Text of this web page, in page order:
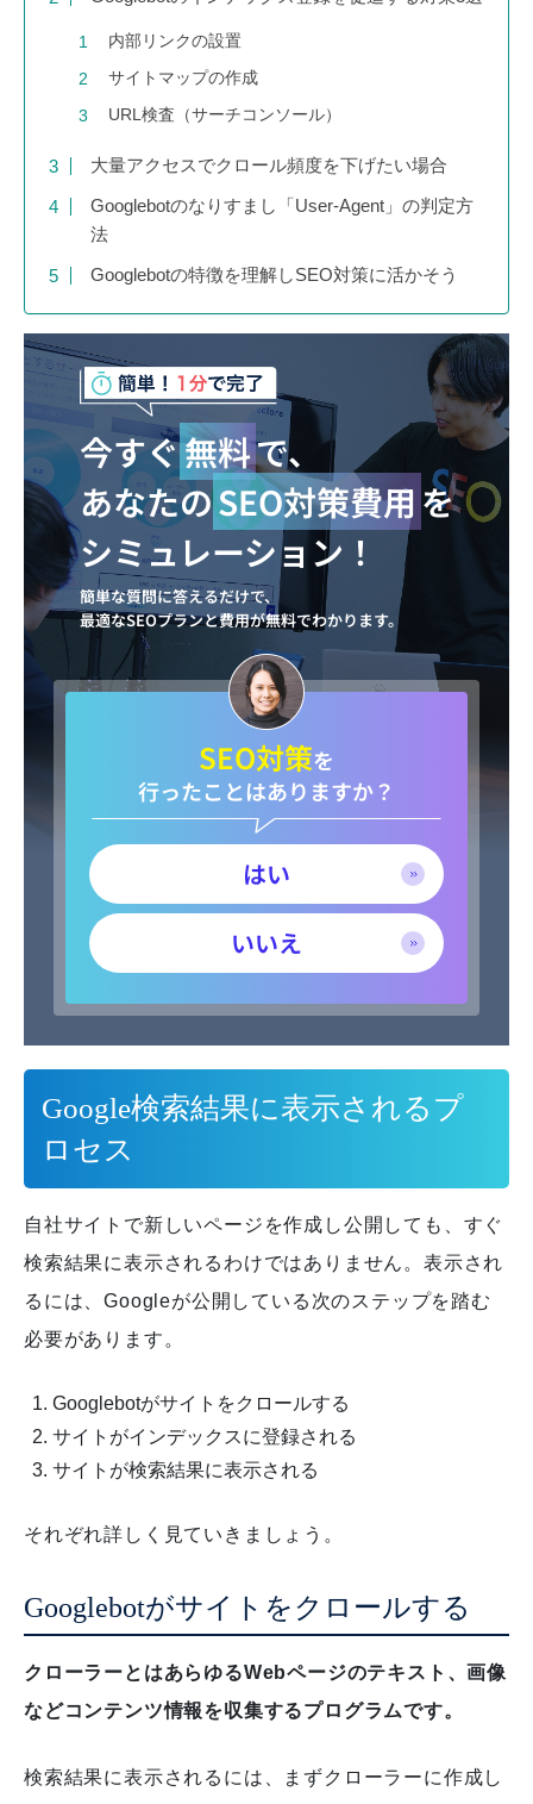
内部リンクの設置
サイトマップの作成
URL検査（サーチコンソール）
大量アクセスでクロール頻度を下げたい場合
Googlebotのなりすまし「User-Agent」の判定方
法
Googlebotの特徴を理解しSEO対策に活かそう
今すぐ無料で、
あなたのSEO対策費用 を
シミュレーション！
簡単な質問に答えるだけで、
最適なSEOプランと費用が無料でわかります。
SEO対策を
行ったことはありますか？
はい
いいえ
Google検索結果に表示されるプ
ロセス
自社サイトで新しいページを作成し公開しても、すぐ
検索結果に表示されるわけではありません。表示され
るには、Googleが公開している次のステップを踏む
必要があります。
Googlebotがサイトをクロールする
サイトがインデックスに登録される
サイトが検索結果に表示される
それぞれ詳しく見ていきましょう。
Googlebotがサイトをクロールする
クローラーとはあらゆるWebページのテキスト、画像
などコンテンツ情報を収集するプログラムです。
検索結果に表示されるには、まずクローラーに作成し